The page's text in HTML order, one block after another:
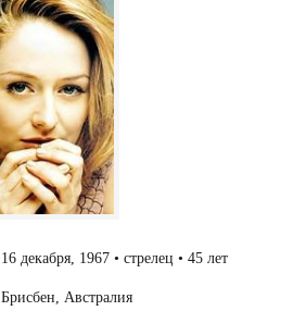
16 декабря, 1967 • стрелец • 45 лет
Брисбен, Австралия